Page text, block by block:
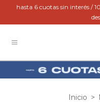
hasta 6 cuotas sin interés /
Inicio >